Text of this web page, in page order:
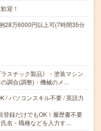
迎！
万6000円以上可(7時間35分
スチック製品》・塗装マシン
調合(調整)・機械のメ…
/ パソコンスキル不要 / 英語力
録だけでもOK！履歴書不要
名・職種などを入力す…